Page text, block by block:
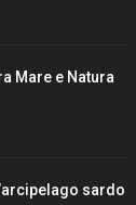
Mare e Natura
sardo